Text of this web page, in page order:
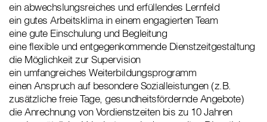
ein abwechslungsreiches und erfüllendes Lernfeld
ein gutes Arbeitsklima in einem engagierten Team
eine gute Einschulung und Begleitung
eine flexible und entgegenkommende Dienstzeitgestaltung
die Möglichkeit zur Supervision
ein umfangreiches Weiterbildungsprogramm
einen Anspruch auf besondere Sozialleistungen (z.B.
zusätzliche freie Tage, gesundheitsfördernde Angebote)
die Anrechnung von Vordienstzeiten bis zu 10 Jahren